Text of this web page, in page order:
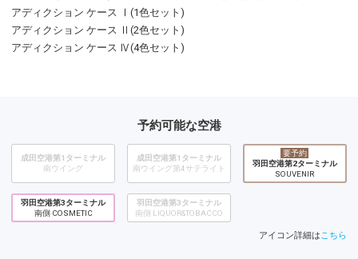
アディクション ケース Ⅰ(1色セット)
アディクション ケース Ⅱ(2色セット)
アディクション ケース Ⅳ(4色セット)
予約可能な空港
成田空港第1ターミナル
南ウイング
成田空港第1ターミナル
南ウイング第4サテライト
要予約
羽田空港第2ターミナル
SOUVENIR
羽田空港第3ターミナル
南側 COSMETIC
羽田空港第3ターミナル
南側 LIQUOR&TOBACCO
アイコン詳細はこちら